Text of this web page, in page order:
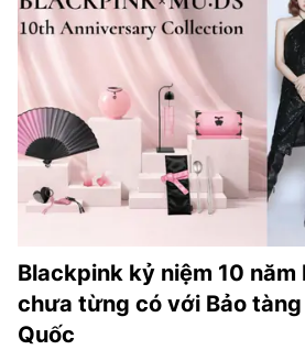
Blackpink kỷ niệm 10 năm
chưa từng có với Bảo
Quốc